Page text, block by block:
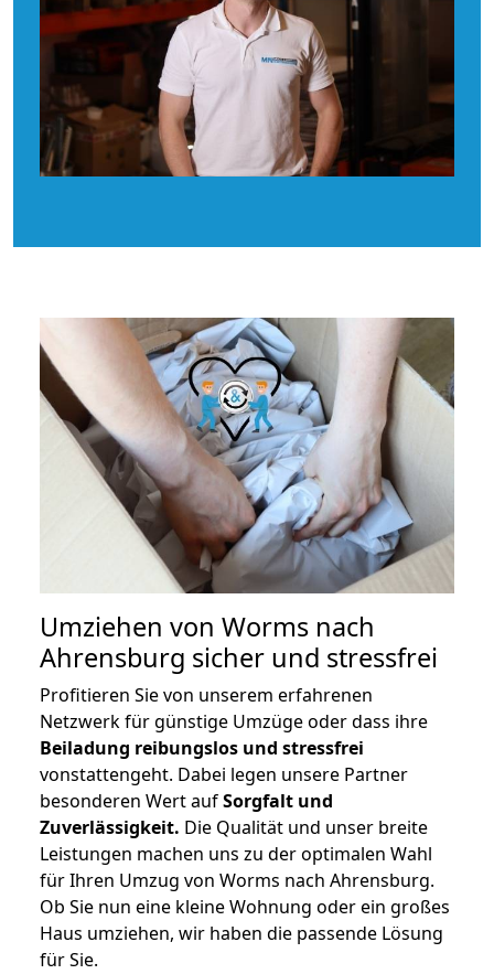
Umziehen von Worms nach
Ahrensburg sicher und stressfrei
Profitieren Sie von unserem erfahrenen
Netzwerk für günstige Umzüge oder dass ihre
Beiladung reibungslos und stressfrei
vonstattengeht. Dabei legen unsere Partner
besonderen Wert aufSorgfalt und
Zuverlässigkeit. Die Qualität und unser breite
Leistungen machen uns zu der optimalen Wahl
für Ihren Umzug von Worms nach Ahrensburg.
Ob Sie nun eine kleine Wohnung oder ein großes
Haus umziehen, wir haben die passende Lösung
für Sie.